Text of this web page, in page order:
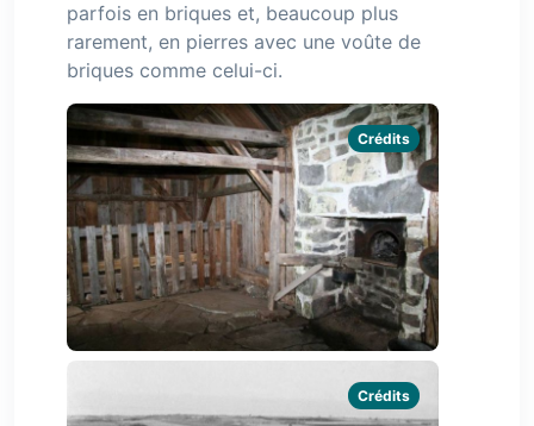
parfois en briques et, beaucoup plus
rarement, en pierres avec une voûte de
briques comme celui-ci.
Crédits
Crédits